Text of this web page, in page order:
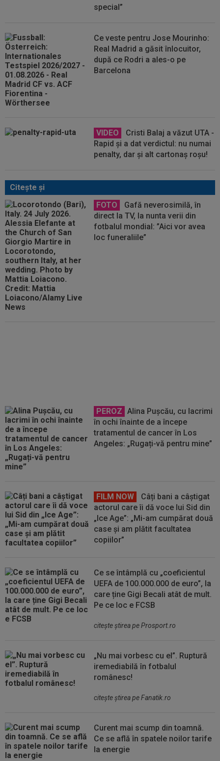
special”
Ce veste pentru Jose Mourinho:
Real Madrid a găsit înlocuitor,
după ce Rodri a ales-o pe
Barcelona
VIDEO
Cristi Balaj a văzut UTA -
Rapid și a dat verdictul: nu numai
penalty, dar și alt cartonaș roșu!
Citeşte şi
FOTO
Gafă neverosimilă, în
direct la TV, la nunta verii din
fotbalul mondial: ”Aici vor avea
loc funeraliile”
PEROZ Alina Pușcău, cu lacrimi
în ochi înainte de a începe
tratamentul de cancer în Los
Angeles: „Rugați-vă pentru mine”
FILM NOW
Câți bani a câștigat
actorul care îi dă voce lui Sid din
„Ice Age”: „Mi-am cumpărat două
case și am plătit facultatea
copiilor”
Ce se întâmplă cu „coeficientul
UEFA de 100.000.000 de euro”, la
care ține Gigi Becali atât de mult.
Pe ce loc e FCSB
citeşte ştirea pe Prosport.ro
„Nu mai vorbesc cu el”. Ruptură
iremediabilă în fotbalul
românesc!
citeşte ştirea pe Fanatik.ro
Curent mai scump din toamnă.
Ce se află în spatele noilor tarife
la energie